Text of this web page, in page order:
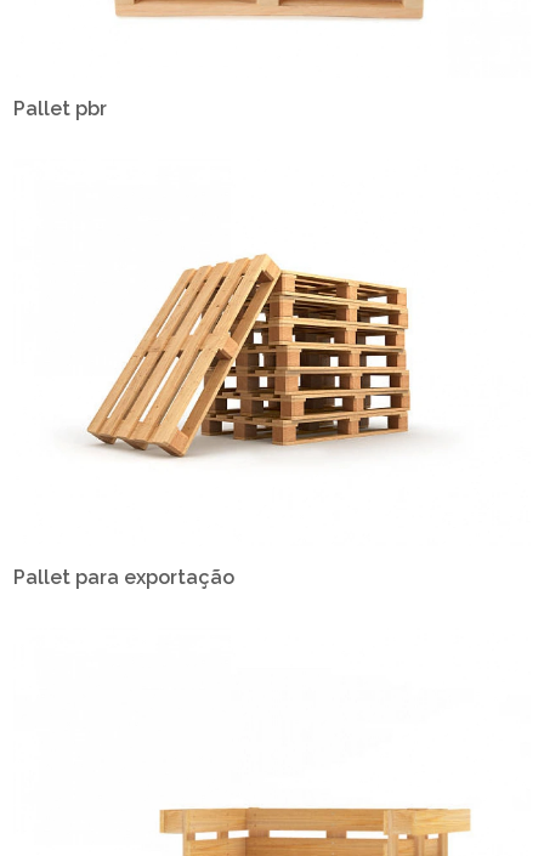
Pallet pbr
Pallet para exportação